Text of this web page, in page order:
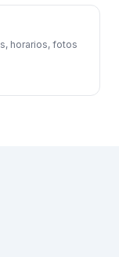
horarios, fotos